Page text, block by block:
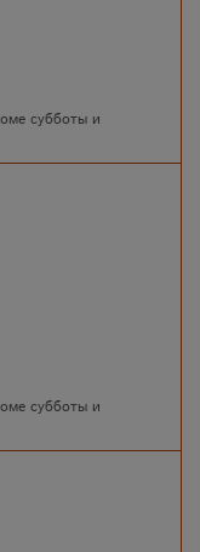
субботы и
субботы и